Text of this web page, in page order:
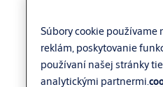
Súbory cookie
reklám, poskytovanie
používaní našej stránky
analytickými partnermi.